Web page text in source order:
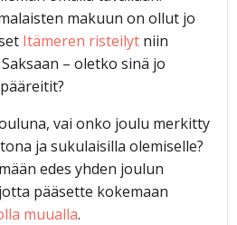
makuun on ollut jo
Itämeren risteilyt niin
– oletko sinä jo
vai onko joulu merkitty
ja sukulaisilla olemiselle?
edes yhden joulun
pääsette kokemaan
muualla.